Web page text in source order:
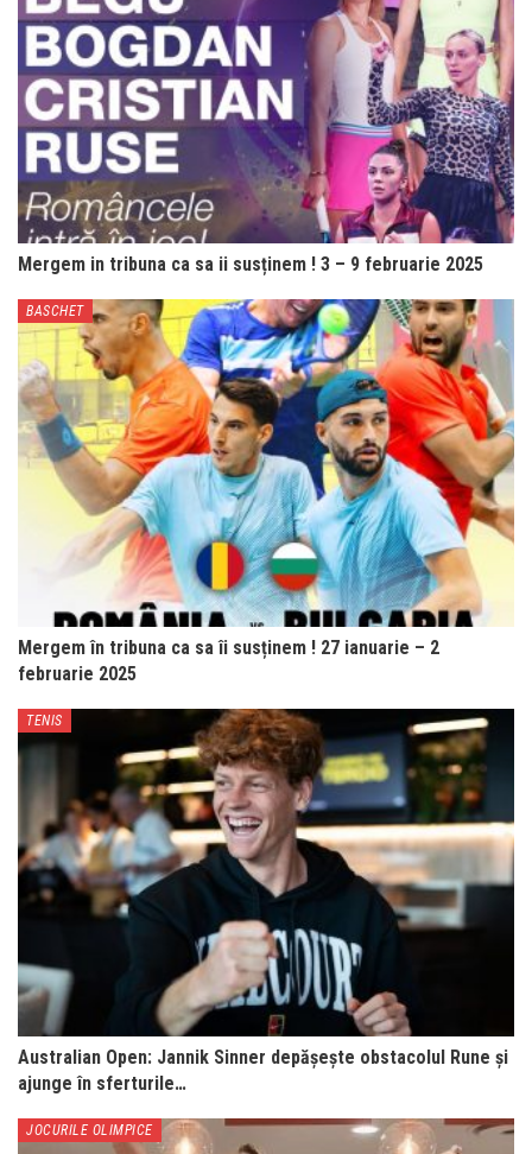
Mergem in tribuna ca sa ii susținem ! 3 – 9 februarie 2025
BASCHET
Mergem în tribuna ca sa îi susținem ! 27 ianuarie – 2
februarie 2025
TENIS
Australian Open: Jannik Sinner depășește obstacolul Rune și
ajunge în sferturile…
JOCURILE OLIMPICE